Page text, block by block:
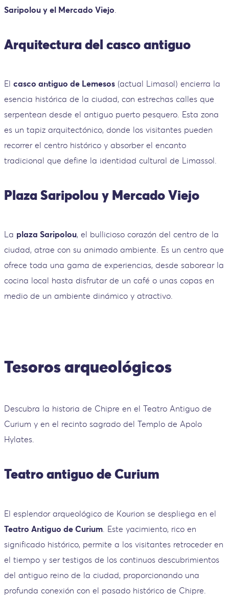
Saripolou y el Mercado Viejo
Arquitectura del casco antiguo
El casco antiguo de Lemesos (actual Limasol) encierra la
esencia histórica de la ciudad, con estrechas calles que
serpentean desde el antiguo puerto pesquero. Esta zona
es un tapiz arquitectónico, donde los visitantes pueden
recorrer el centro histórico y absorber el encanto
tradicional que define la identidad cultural de Limassol.
Plaza Saripolou y Mercado Viejo
La plaza Saripolou, el bullicioso corazón del centro de la
ciudad, atrae con su animado ambiente. Es un centro que
ofrece toda una gama de experiencias, desde saborear la
cocina local hasta disfrutar de un café o unas copas en
medio de un ambiente dinámico y atractivo.
Tesoros arqueológicos
Descubra la historia de Chipre en el Teatro Antiguo de
Curium y en el recinto sagrado del Templo de Apolo
Hylates.
Teatro antiguo de Curium
El esplendor arqueológico de Kourion se despliega en el
Teatro Antiguo de Curium . Este yacimiento, rico en
significado histórico, permite a los visitantes retroceder en
el tiempo y ser testigos de los continuos descubrimientos
del antiguo reino de la ciudad, proporcionando una
profunda conexión con el pasado histórico de Chipre.